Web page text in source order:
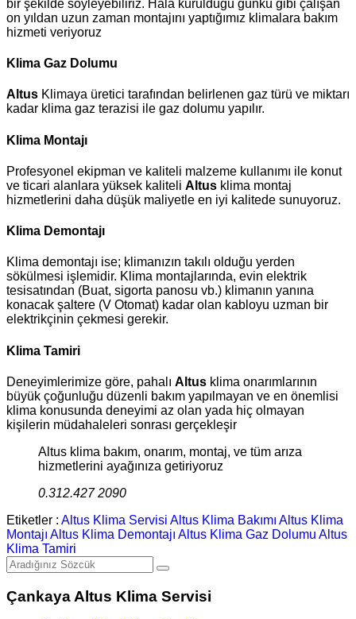
bir şekilde söyleyebiliriz. Hala kurulduğu günkü gibi çalışan
on yıldan uzun zaman montajını yaptığımız klimalara bakım
hizmeti veriyoruz
Klima Gaz Dolumu
Altus Klimaya üretici tarafından belirlenen gaz türü ve miktarı
kadar klima gaz terazisi ile gaz dolumu yapılır.
Klima Montajı
Profesyonel ekipman ve kaliteli malzeme kullanımı ile konut
ve ticari alanlara yüksek kaliteli Altus klima montaj
hizmetlerini daha düşük maliyetle en iyi kalitede sunuyoruz.
Klima Demontajı
Klima demontajı ise; klimanızın takılı olduğu yerden
sökülmesi işlemidir. Klima montajlarında, evin elektrik
tesisatından (Buat, sigorta panosu vb.) klimanın yanına
konacak şaltere (V Otomat) kadar olan kabloyu uzman bir
elektrikçinin çekmesi gerekir.
Klima Tamiri
Deneyimlerimize göre, pahalı Altus klima onarımlarının
büyük çoğunluğu düzenli bakım yapılmayan ve en önemlisi
klima konusunda deneyimi az olan yada hiç olmayan
kişilerin müdahaleleri sonrası gerçekleşir
Altus klima bakım, onarım, montaj, ve tüm arıza
hizmetlerini ayağınıza getiriyoruz
0.312.427 2090
Etiketler : Altus Klima Servisi Altus Klima Bakımı Altus Klima
Montajı Altus Klima Demontajı Altus Klima Gaz Dolumu Altus
Klima Tamiri
Çankaya Altus Klima Servisi